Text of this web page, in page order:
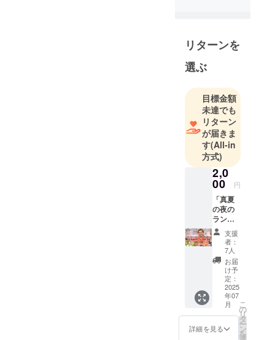
リターンを
選ぶ
目標金額
未達でも
リターン
が届きま
す(All-in
方式)
2,0
00 円
「真夏
の夜の
ランタ
ン祭
り」開
催を
祝って
のお祝
儀的な
支援で
す。 イ
ベント
当日、
「お祝
い支援
支援
者：
7人
お届
け予
定：
2025
年07
月
詳細を見る
こ
の
リ
タ
ー
ン
を